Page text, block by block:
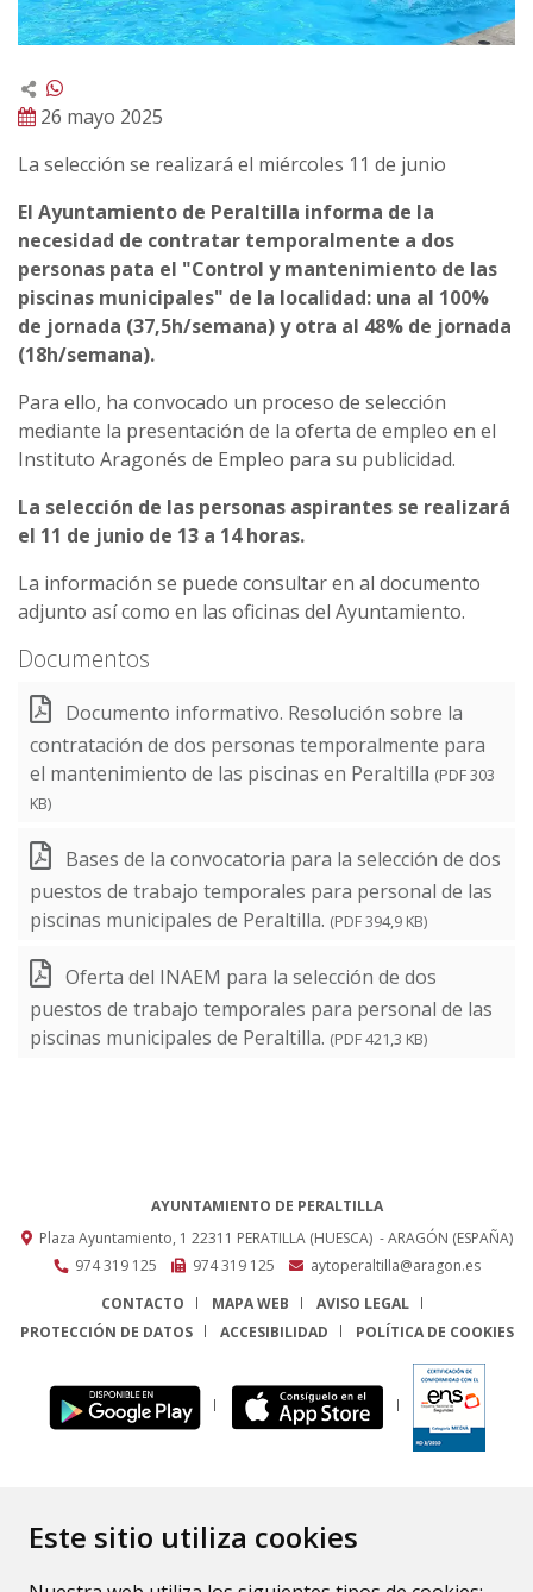
Este sitio utiliza cookies
26 mayo 2025
La selección se realizará el miércoles 11 de junio
El Ayuntamiento de Peraltilla informa de la
necesidad de contratar temporalmente a dos
personas pata el "Control y mantenimiento de las
piscinas municipales" de la localidad: una al 100%
de jornada (37,5h/semana) y otra al 48% de jornada
(18h/semana).
Para ello, ha convocado un proceso de selección
mediante la presentación de la oferta de empleo en el
Instituto Aragonés de Empleo para su publicidad.
La selección de las personas aspirantes se realizará
el 11 de junio de 13 a 14 horas.
La información se puede consultar en al documento
adjunto así como en las oficinas del Ayuntamiento.
Documentos
Documento informativo. Resolución sobre la
contratación de dos personas temporalmente para
el mantenimiento de las piscinas en Peraltilla (PDF 303
KB)
Bases de la convocatoria para la selección de dos
puestos de trabajo temporales para personal de las
piscinas municipales de Peraltilla. (PDF 394,9 KB)
Oferta del INAEM para la selección de dos
puestos de trabajo temporales para personal de las
piscinas municipales de Peraltilla. (PDF 421,3 KB)
AYUNTAMIENTO DE PERALTILLA
Plaza Ayuntamiento, 1 22311 PERATILLA (HUESCA) - ARAGÓN (ESPAÑA)
974 319 125
974 319 125
aytoperaltilla@aragon.es
CONTACTO
MAPA WEB
AVISO LEGAL
PROTECCIÓN DE DATOS
ACCESIBILIDAD POLÍTICA DE COOKIES